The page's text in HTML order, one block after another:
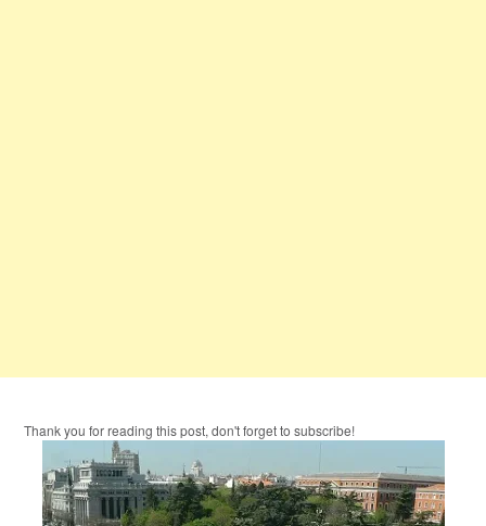
Thank you for reading this post, don't forget to subscribe!